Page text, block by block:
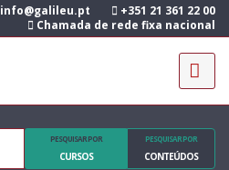
info@galileu.pt
+351 21 361 22 00
Chamada de rede fixa nacional
PESQUISAR POR
CURSOS
PESQUISAR POR
CONTEÚDOS